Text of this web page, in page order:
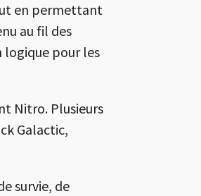
en permettant
au fil des
logique pour les
Nitro. Plusieurs
Galactic,
survie, de